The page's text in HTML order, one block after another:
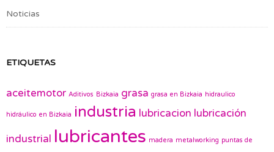
Noticias
ETIQUETAS
aceitemotor Aditivos Bizkaia grasa grasa en Bizkaia hidraulico
hidráulico en Bizkaia industria lubricacion lubricación
industrial lubricantes madera metalworking puntas de